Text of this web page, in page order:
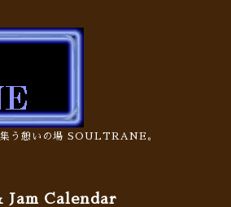
う憩いの場 SOULTRANE。
Jam Calendar